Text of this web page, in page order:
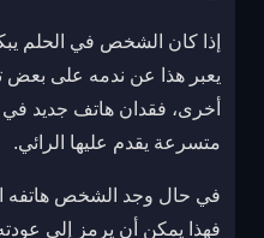
إذا كان الشخص في الحلم
يعبر هذا عن ندمه على بعض
أخرى، فقدان هاتف جديد
متسرعة يقدم عليها الرائي.
في حال وجد الشخص هاتفه
فهذا يمكن أن يرمز إلى